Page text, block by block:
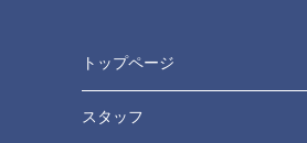
トップページ
スタッフ